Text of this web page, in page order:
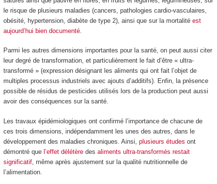
le risque de plusieurs maladies (cancers, pathologies cardio-vasculaires,
obésité, hypertension, diabète de type 2), ainsi que sur la mortalité est
aujourd’hui bien documenté.
Parmi les autres dimensions importantes pour la santé, on peut aussi citer
leur degré de transformation, et particulièrement le fait d’être « ultra-
transformé » (expression désignant les aliments qui ont fait l’objet de
multiples processus industriels avec ajouts d’additifs). Enfin, la présence
possible de résidus de pesticides utilisés lors de la production peut aussi
avoir des conséquences sur la santé.
Les travaux épidémiologiques ont confirmé l’importance de chacune de
ces trois dimensions, indépendamment les unes des autres, dans le
développement des maladies chroniques. Ainsi, plusieurs études ont
démontré que l’effet délétèredes aliments ultra-transformés restait
significatif, même après ajustement sur la qualité nutritionnelle de
l’alimentation.